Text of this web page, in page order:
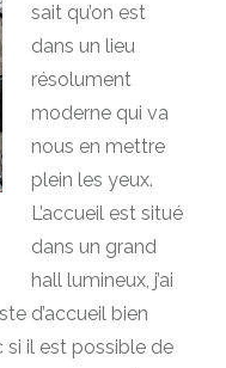
sait qu’on est
dans un lieu
résolument
moderne qui va
nous en mettre
plein les yeux.
L’accueil est situé
dans un grand
hall lumineux, j’ai
d’accueil bien
si il est possible de